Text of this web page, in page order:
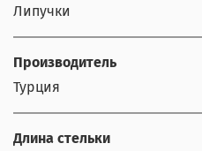
Липучки
Производитель
Турция
Длина стельки